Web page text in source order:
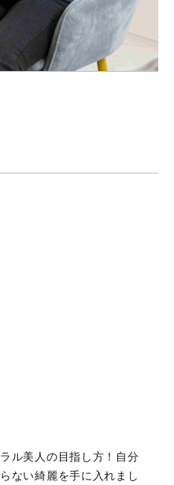
ル美人の目指し方！自分
ない綺麗を手に入れまし